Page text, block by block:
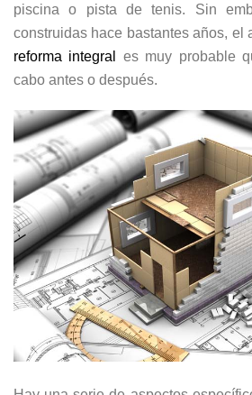
piscina o pista de tenis. Sin
construidas hace bastantes años, el
reforma integral
es muy probable
cabo antes o después.